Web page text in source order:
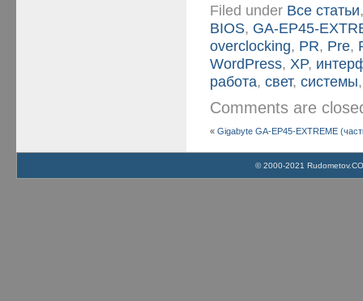
Filed under Все статьи
BIOS, GA-EP45-
overclocking, PR, Pre,
WordPress, XP,
работа,свет,системы
Comments are
«Gigabyte GA-EP45-EXTREME
© 2000-2021